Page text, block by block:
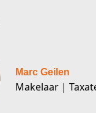
afwerking en
van diverse
de leefruimte.
woning over een
een praktische gang,
Marc Geilen
Makelaar |